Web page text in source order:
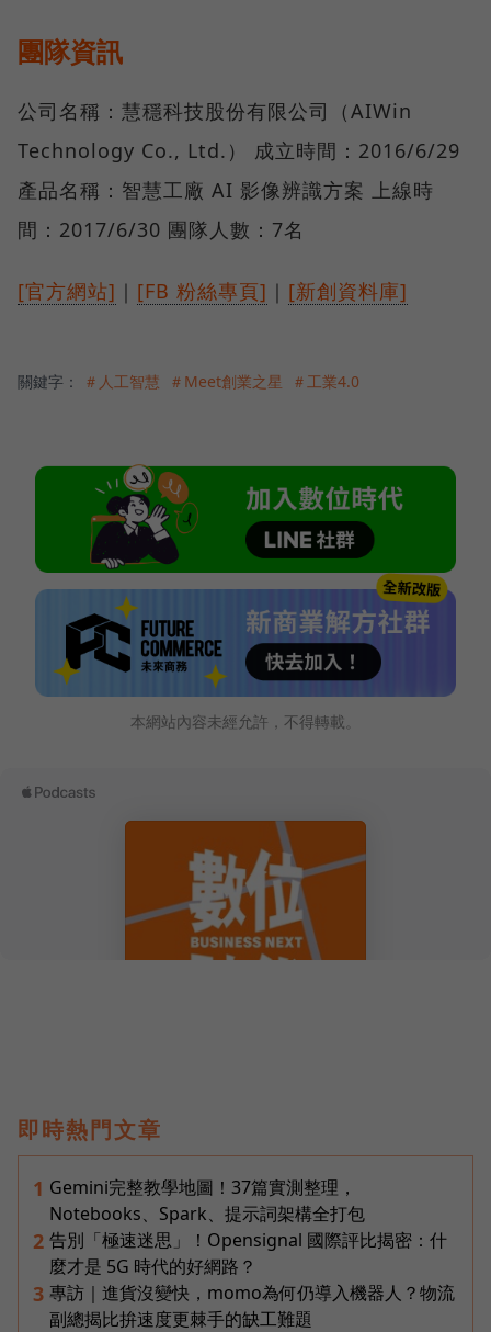
團隊資訊
公司名稱：慧穩科技股份有限公司（AIWin
Technology Co., Ltd.） 成立時間：2016/6/29
產品名稱：智慧工廠 AI 影像辨識方案 上線時
間：2017/6/30 團隊人數：7名
[官方網站] ｜ [FB 粉絲專頁] ｜ [新創資料庫]
關鍵字： ＃人工智慧 ＃Meet創業之星 ＃工業4.0
本網站內容未經允許，不得轉載。
即時熱門文章
1 Gemini完整教學地圖！37篇實測整理，
Notebooks、Spark、提示詞架構全打包
2 告別「極速迷思」！Opensignal 國際評比揭密：什
麼才是 5G 時代的好網路？
3 專訪｜進貨沒變快，momo為何仍導入機器人？物流
副總揭比拚速度更棘手的缺工難題